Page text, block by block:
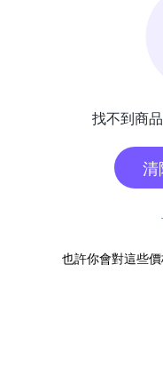
找不到商
清
也許你會對這些